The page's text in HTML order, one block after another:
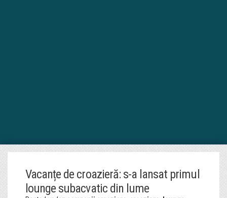
Vacanțe de croazieră: s-a lansat primul
lounge subacvatic din lume